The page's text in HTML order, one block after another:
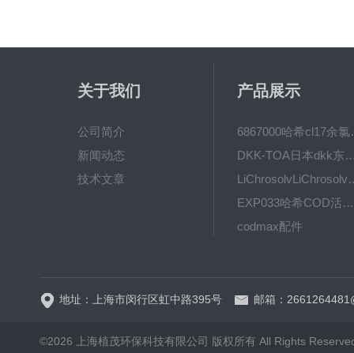
关于我们
公司简介
新闻动态
技术文章
产品展示
6867000
DKK-TOA日本dkk东亚电
EXP033哈希COD活塞泵价格 EXP033
codmax配件
地址：上海市闵行区虹中路395号 邮箱：
©2026 上海植茂环保科技有限公司 版权所有 All Rights